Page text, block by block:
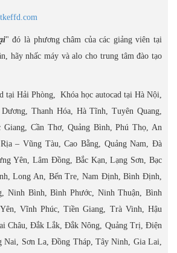
" đó là phương châm của các giảng viên tại
hãy nhấc máy và alo cho trung tâm đào tạo
tại Hải Phòng, Khóa học autocad tại Hà Nội,
Thanh Hóa, Hà Tĩnh, Tuyên Quang,
Cần Thơ, Quảng Bình, Phú Thọ, An
– Vũng Tàu, Cao Bằng, Quảng Nam, Đà
Yên, Lâm Đồng, Bắc Kạn, Lạng Sơn, Bạc
Long An, Bến Tre, Nam Định, Bình Định,
Ninh Bình, Bình Phước, Ninh Thuận, Bình
Vĩnh Phúc, Tiền Giang, Trà Vinh, Hậu
Châu, Đắk Lắk, Đắk Nông, Quảng Trị, Điện
Nai, Sơn La, Đồng Tháp, Tây Ninh, Gia Lai,